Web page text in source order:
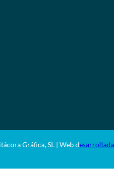
Gráfica, SL | Web desarrollada